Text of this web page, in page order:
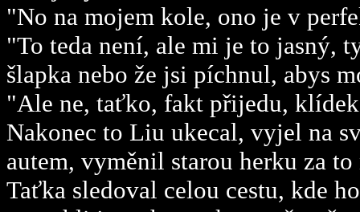
"No na mojem kole, ono je v
"To teda není, ale mi je to jasný,
šlapka nebo že jsi píchnul, abys
"Ale ne, taťko, fakt přijedu,
Nakonec to Liu ukecal, vyjel na
autem, vyměnil starou herku za
Taťka sledoval celou cestu, kde